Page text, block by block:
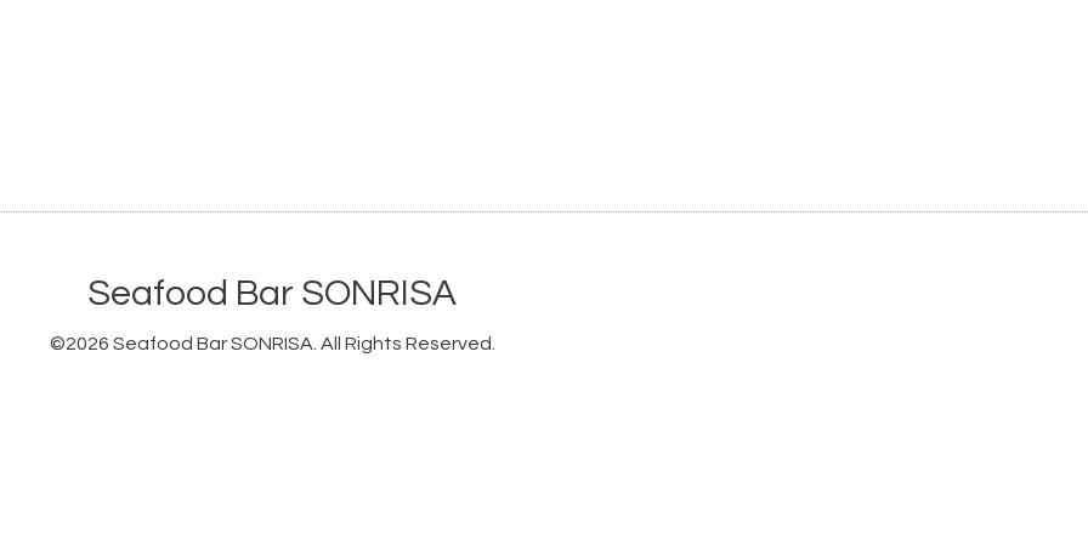
Seafood Bar SONRISA
©2026 Seafood Bar SONRISA . All Rights Reserved.